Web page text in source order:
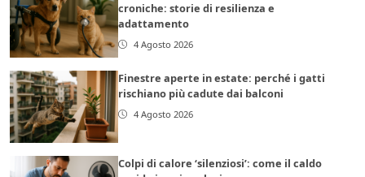
croniche: storie di resilienza e
adattamento
4 Agosto 2026
Finestre aperte in estate: perché i gatti
rischiano più cadute dai balconi
4 Agosto 2026
Colpi di calore ‘silenziosi’: come il caldo